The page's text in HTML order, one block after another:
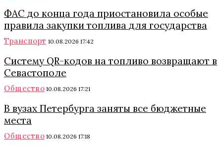
ФАС до конца года приостановила особые
правила закупки топлива для государства
Транспорт 10.08.2026 17:42
Систему QR-кодов на топливо возвращают в
Севастополе
Общество 10.08.2026 17:21
В вузах Петербурга заняты все бюджетные
места
Общество 10.08.2026 17:18